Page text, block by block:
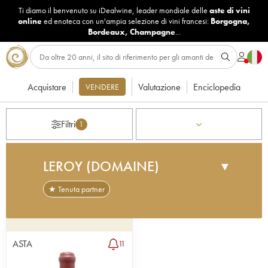
Ti diamo il benvenuto su iDealwine, leader mondiale delle aste di vini
onlineed enoteca con un'ampia selezione di vini francesi: Borgogna,
Bordeaux, Champagne...
Acquistare VENDERE Valutazione Enciclopedia
Filtri 1
LEROY (DOMAINE) ▼
★ Tenuta partner
a Henry Leroy, che iniziò a lavorare nell’azienda
di famiglia dal 1919. Nel 1942 acquistò metà del
vigneto del Domaine de la Romanée-Conti, tuttora
ASTA 11